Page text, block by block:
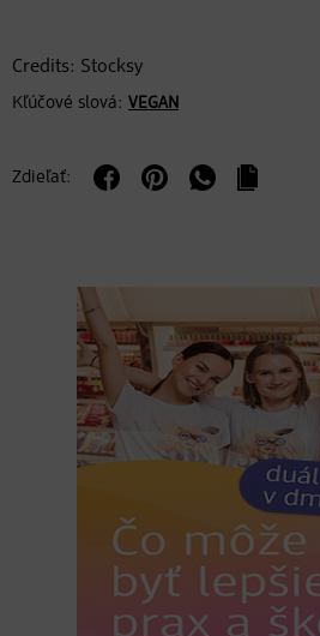
Credits: Stocksy
Kľúčové slová: VEGAN
Zdieľať: